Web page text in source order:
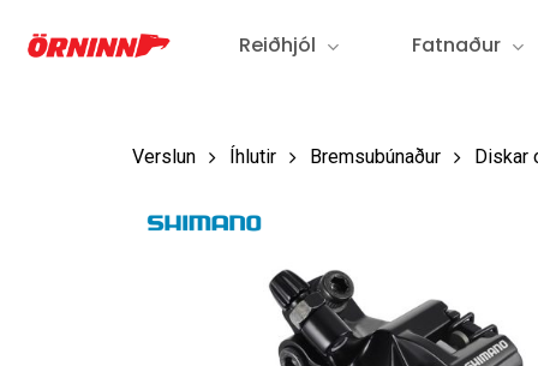
Reiðhjól Fatnaður
Verslun Íhlutir Bremsubúnaður Diskar